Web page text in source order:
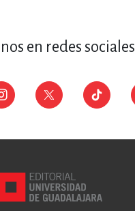
en redes sociales